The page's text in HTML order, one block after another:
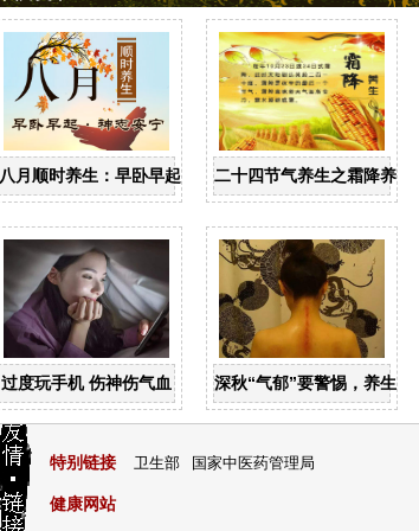
八月顺时养生：早卧早起 神志安宁二十四节气养生之霜降养生
过度玩手机 伤神伤气血 深秋“气郁”要警惕，养生调
特别链接 卫生部 国家中医药管理局
健康网站